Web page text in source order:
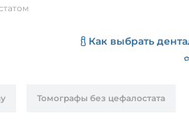
Как выбрать
Томографы без цефалостата